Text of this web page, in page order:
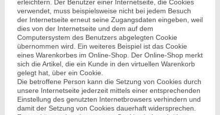
erleichtern. Der Benutzer einer Internetseite, die Cookies
verwendet, muss beispielsweise nicht bei jedem Besuch
der Internetseite erneut seine Zugangsdaten eingeben, weil
dies von der Internetseite und dem auf dem
Computersystem des Benutzers abgelegten Cookie
übernommen wird. Ein weiteres Beispiel ist das Cookie
eines Warenkorbes im Online-Shop. Der Online-Shop merkt
sich die Artikel, die ein Kunde in den virtuellen Warenkorb
gelegt hat, über ein Cookie.
Die betroffene Person kann die Setzung von Cookies durch
unsere Internetseite jederzeit mittels einer entsprechenden
Einstellung des genutzten Internetbrowsers verhindern und
damit der Setzung von Cookies dauerhaft widersprechen.